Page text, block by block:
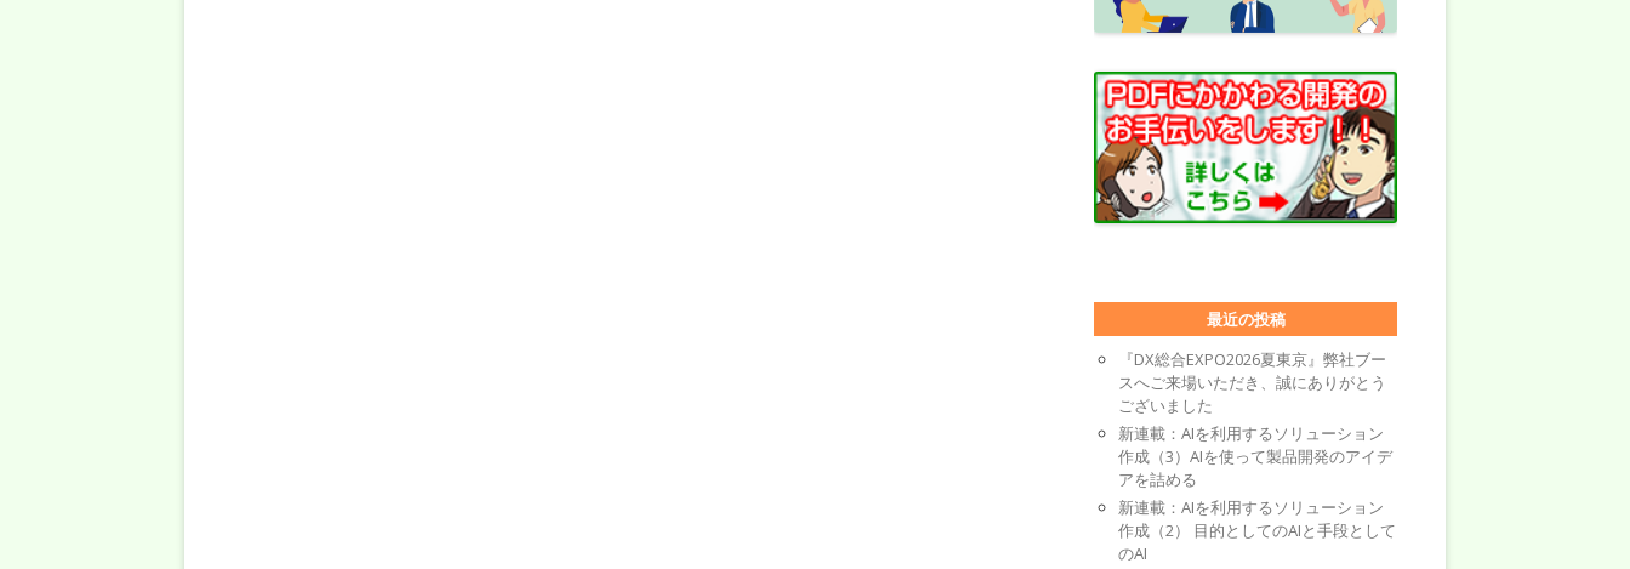
最近の投稿
『DX総合EXPO2026夏東京』弊社ブー
スへご来場いただき、誠にありがとう
ございました
新連載：AIを利用するソリューション
作成（3）AIを使って製品開発のアイデ
アを詰める
新連載：AIを利用するソリューション
作成（2） 目的としてのAIと手段として
のAI